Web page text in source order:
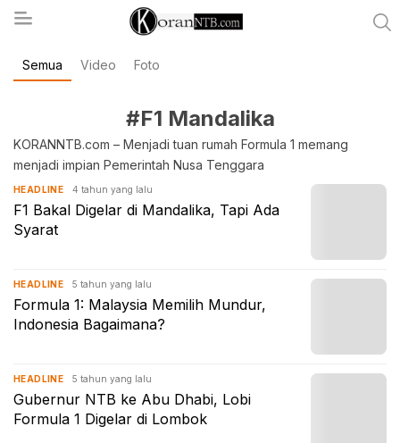
koranntb.com
Semua Video Foto
#F1 Mandalika
KORANNTB.com – Menjadi tuan rumah Formula 1 memang
menjadi impian Pemerintah Nusa Tenggara
HEADLINE 4 tahun yang lalu
F1 Bakal Digelar di Mandalika, Tapi Ada
Syarat
HEADLINE 5 tahun yang lalu
Formula 1: Malaysia Memilih Mundur,
Indonesia Bagaimana?
HEADLINE 5 tahun yang lalu
Gubernur NTB ke Abu Dhabi, Lobi
Formula 1 Digelar di Lombok